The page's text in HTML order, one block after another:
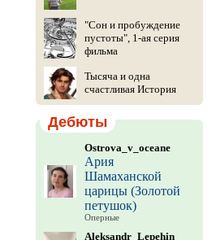
"Сон и пробуждение
пустоты", 1-ая серия
фильма
Тысяча и одна
счастливая История
Дебюты
Ostrova_v_oceane
Ария
Шамаханской
царицы (Золотой
петушок)
Оперные
Aleksandr_Lepehin